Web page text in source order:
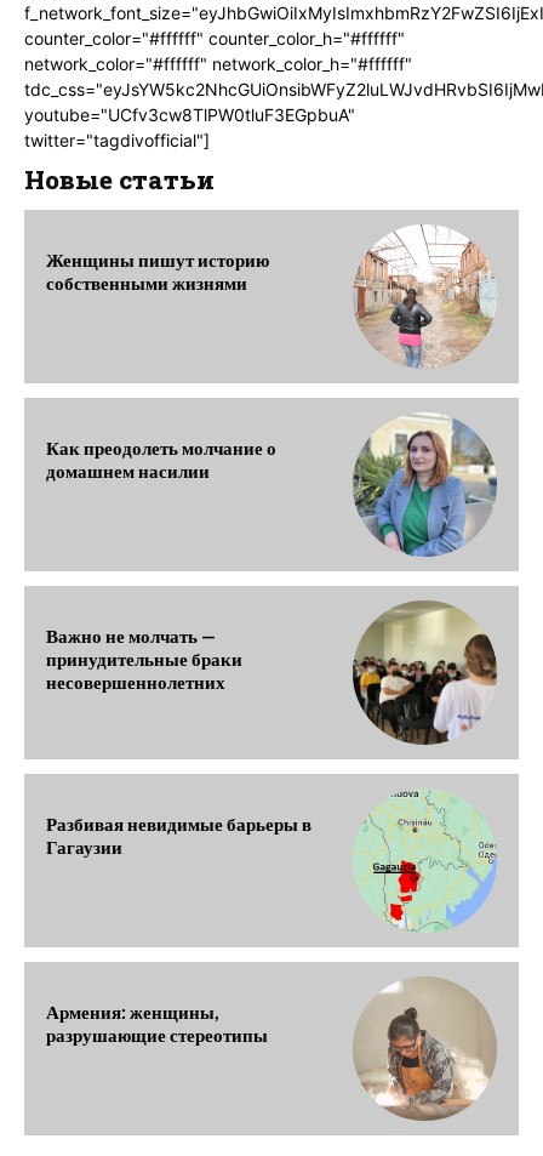
counter_color="#ffffff" counter_color_h="#ffffff"
network_color="#ffffff" network_color_h="#ffffff"
youtube="UCfv3cw8TlPW0tluF3EGpbuA"
twitter="tagdivofficial"]
Новые статьи
Женщины пишут историю
собственными жизнями
Как преодолеть молчание о
домашнем насилии
Важно не молчать —
принудительные браки
несовершеннолетних
Разбивая невидимые барьеры в
Гагаузии
Армения: женщины,
разрушающие стереотипы